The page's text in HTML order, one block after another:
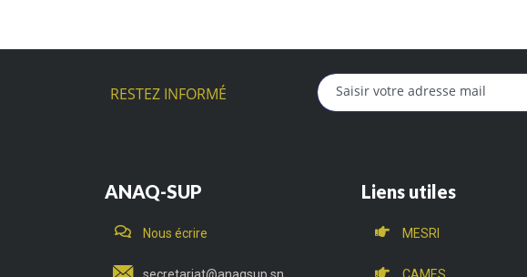
RESTEZ INFORMÉ
ANAQ-SUP
Nous écrire
Liens utiles
MESRI